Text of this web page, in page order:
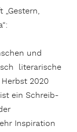
und
literarische
2020
ein Schreib-
Inspiration